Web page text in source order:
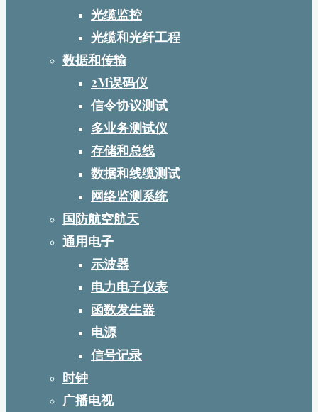
光缆监控
光缆和光纤工程
数据和传输
2M误码仪
信令协议测试
多业务测试仪
存储和总线
数据和线缆测试
网络监测系统
国防航空航天
通用电子
示波器
电力电子仪表
函数发生器
电源
信号记录
时钟
广播电视